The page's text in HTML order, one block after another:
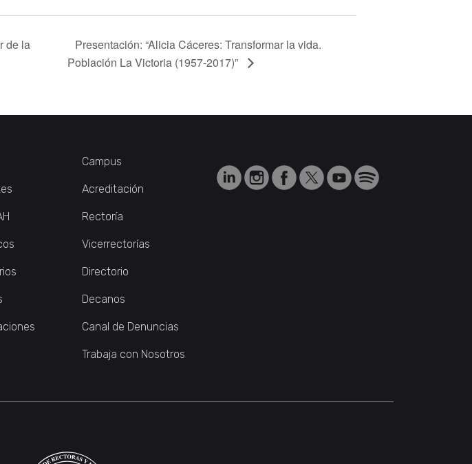
de la
Presentación: “Alicia Cáceres: Transformar la vida.
Población La Victoria (1957-2017)”
Campus
Acreditación
Rectoría
Vicerrectorías
Directorio
Decanos
Canal de Denuncias
Trabaja con Nosotros